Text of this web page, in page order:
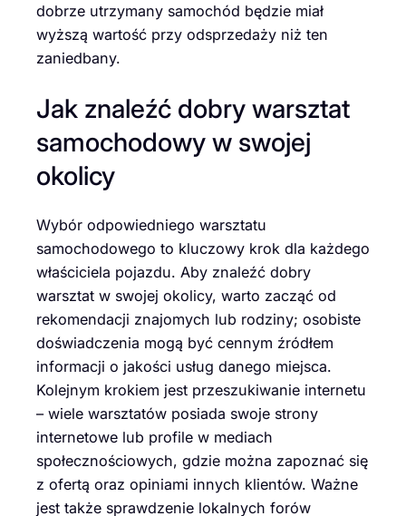
dobrze utrzymany samochód będzie miał
wyższą wartość przy odsprzedaży niż ten
zaniedbany.
Jak znaleźć dobry warsztat
samochodowy w swojej
okolicy
Wybór odpowiedniego warsztatu
samochodowego to kluczowy krok dla każdego
właściciela pojazdu. Aby znaleźć dobry
warsztat w swojej okolicy, warto zacząć od
rekomendacji znajomych lub rodziny; osobiste
doświadczenia mogą być cennym źródłem
informacji o jakości usług danego miejsca.
Kolejnym krokiem jest przeszukiwanie internetu
– wiele warsztatów posiada swoje strony
internetowe lub profile w mediach
społecznościowych, gdzie można zapoznać się
z ofertą oraz opiniami innych klientów. Ważne
jest także sprawdzenie lokalnych forów